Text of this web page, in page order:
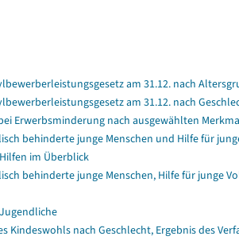
am 31.12. nach
am 31.12. nach
Erwerbsminderung nach ausgewählten
behinderte junge Menschen und Hilfe für
im Überblick
behinderte junge Menschen, Hilfe für junge
Kindeswohls nach Geschlecht, Ergebnis des